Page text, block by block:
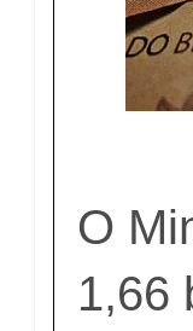
O
1,66